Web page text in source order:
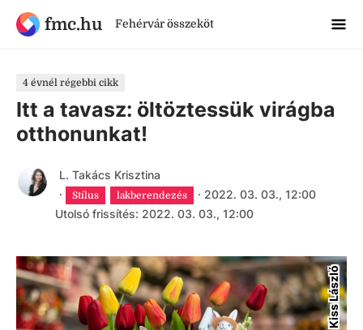
fmc.hu Fehérvár összeköt
4 évnél régebbi cikk
Itt a tavasz: öltöztessük virágba
otthonunkat!
L. Takács Krisztina
·
Stílus lakberendezés · 2022. 03. 03., 12:00
Utolsó frissítés: 2022. 03. 03., 12:00
Kiss László